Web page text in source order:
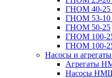
ГНОМ 40-25
ГНОМ 53-10
ГНОМ 50-25
ГНОМ 100-
ГНОМ 100-
Насосы и
Агрегаты
Насосы